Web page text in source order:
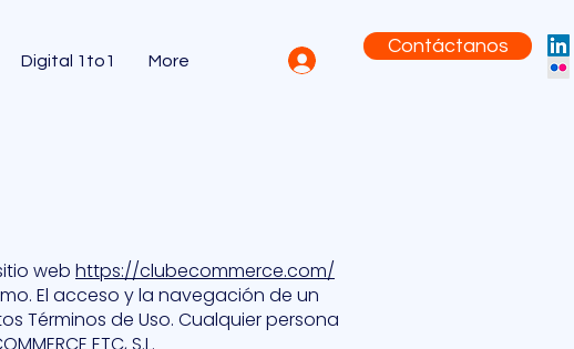
Digital 1to1 More
Contáctanos
web https://clubecommerce.com/
El acceso y la navegación de un
Términos de Uso. Cualquier persona